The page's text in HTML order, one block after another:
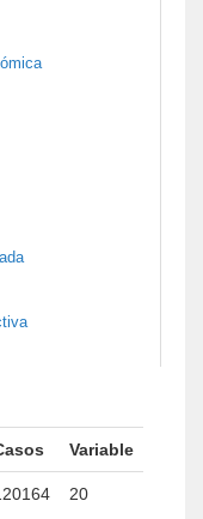
Variable
20